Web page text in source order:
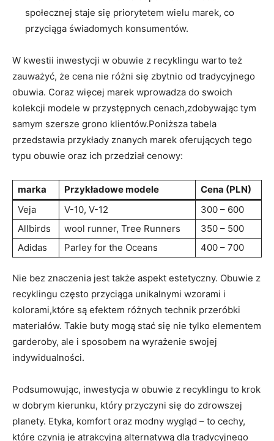
społecznej staje się priorytetem wielu marek, co
przyciąga świadomych konsumentów.
W kwestii inwestycji w obuwie z recyklingu warto też
zauważyć, że cena nie różni się zbytnio od tradycyjnego
obuwia. Coraz więcej marek wprowadza do swoich
kolekcji modele w przystępnych cenach,zdobywając tym
samym szersze grono klientów.Poniższa tabela
przedstawia przykłady znanych marek oferujących tego
typu obuwie oraz ich przedział cenowy:
marka Przykładowe modele
Cena (PLN)
Veja
V-10, V-12
300 – 600
Allbirds
wool runner, Tree Runners
350 – 500
Adidas
Parley for the Oceans 400 – 700
Nie bez znaczenia jest także aspekt estetyczny. Obuwie z
recyklingu często przyciąga unikalnymi wzorami i
kolorami,które są efektem różnych technik przeróbki
materiałów. Takie buty mogą stać się nie tylko elementem
garderoby, ale i sposobem na wyrażenie swojej
indywidualności.
Podsumowując, inwestycja w obuwie z recyklingu to krok
w dobrym kierunku, który przyczyni się do zdrowszej
planety. Etyka, komfort oraz modny wygląd – to cechy,
które czynią je atrakcyjną alternatywą dla tradycyjnego